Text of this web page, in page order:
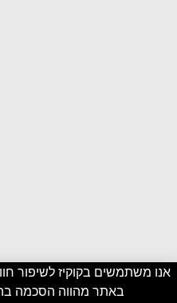
אנו משתמשים בקוקיז לשיפור
באתר מהווה הסכמה